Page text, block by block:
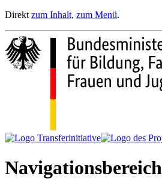
Direkt zum Inhalt, zum Menü.
Navigationsbereich